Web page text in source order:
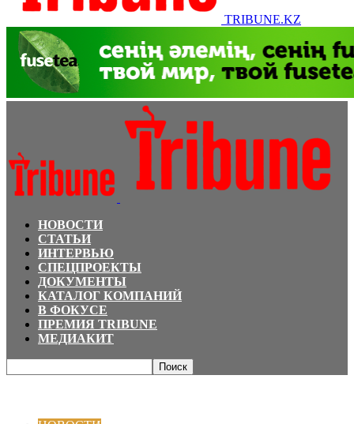
TRIBUNE.KZ
НОВОСТИ
СТАТЬИ
ИНТЕРВЬЮ
СПЕЦПРОЕКТЫ
ДОКУМЕНТЫ
КАТАЛОГ КОМПАНИЙ
В ФОКУСЕ
ПРЕМИЯ TRIBUNE
МЕДИАКИТ